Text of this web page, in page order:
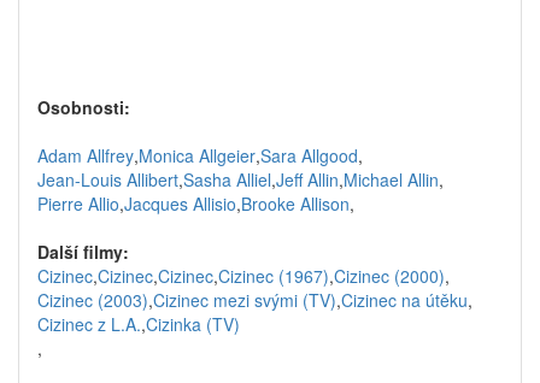
Osobnosti:
Adam Allfrey,Monica Allgeier,Sara Allgood,
Jean-Louis Allibert,Sasha Alliel,Jeff Allin,Michael Allin,
Pierre Allio,Jacques Allisio,Brooke Allison,
Další filmy:
Cizinec,Cizinec,Cizinec,Cizinec (1967),Cizinec (2000),
Cizinec (2003),Cizinec mezi svými (TV),Cizinec na útěku,
Cizinec z L.A.,Cizinka (TV)
,